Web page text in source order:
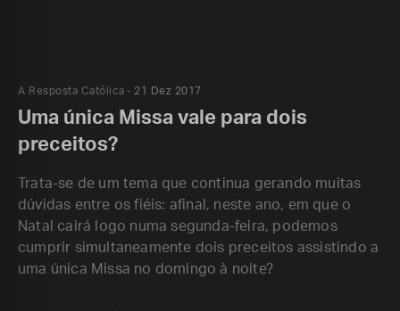
A Resposta Católica 21 Dez 2017
Uma única Missa vale para dois
preceitos?
Trata-se de um tema que continua gerando muitas
dúvidas entre os fiéis: afinal, neste ano, em que o
Natal cairá logo numa segunda-feira, podemos
cumprir simultaneamente dois preceitos assistindo a
uma única Missa no domingo à noite?